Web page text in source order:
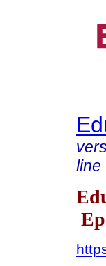
line